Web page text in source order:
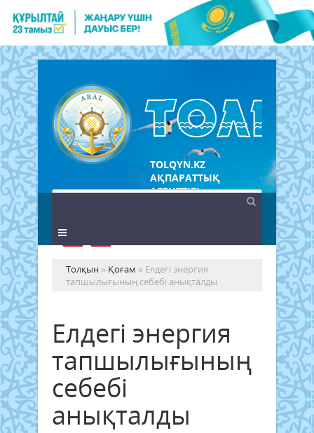
TOLQYN.KZ
АҚПАРАТТЫҚ
АГЕНТТІГІ
Толқын » Қоғам » Елдегі энергия
тапшылығының себебі анықталды
Елдегі энергия
тапшылығының
себебі
анықталды